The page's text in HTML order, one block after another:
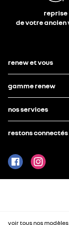
reprise
de votre ancien
renew et vous
gamme renew
nos services
restons connectés
voir tous nos modèles